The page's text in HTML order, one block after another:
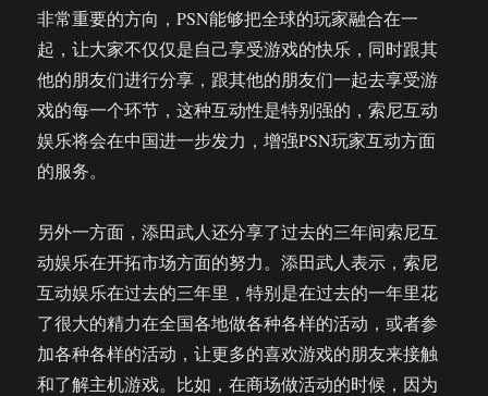
非常重要的方向，PSN能够把全球的玩家融合在一
起，让大家不仅仅是自己享受游戏的快乐，同时跟其
他的朋友们进行分享，跟其他的朋友们一起去享受游
戏的每一个环节，这种互动性是特别强的，索尼互动
娱乐将会在中国进一步发力，增强PSN玩家互动方面
的服务。
另外一方面，添田武人还分享了过去的三年间索尼互
动娱乐在开拓市场方面的努力。添田武人表示，索尼
互动娱乐在过去的三年里，特别是在过去的一年里花
了很大的精力在全国各地做各种各样的活动，或者参
加各种各样的活动，让更多的喜欢游戏的朋友来接触
和了解主机游戏。比如，在商场做活动的时候，因为